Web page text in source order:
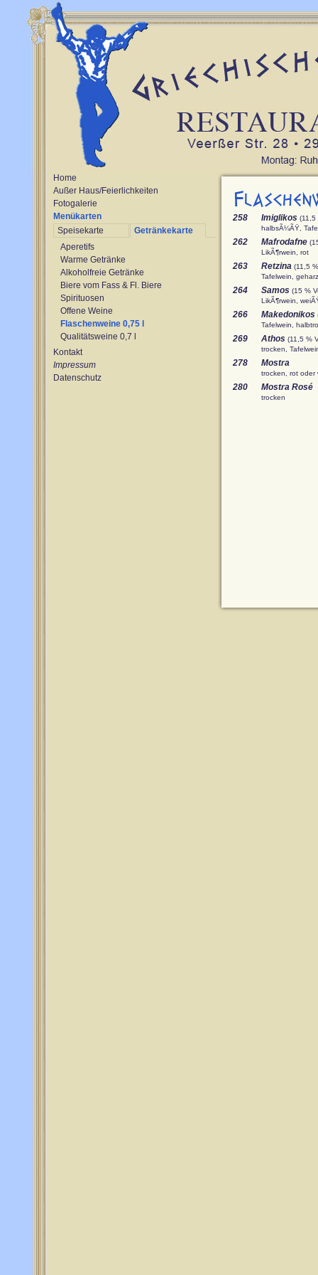
Home
Außer Haus/Feierlichkeiten
Fotogalerie
Menükarten
Speisekarte
Getränkekarte
Aperetifs
Warme Getränke
Alkoholfreie Getränke
Biere vom Fass & Fl. Biere
Spirituosen
Offene Weine
Flaschenweine 0,75 l
Qualitätsweine 0,7 l
Kontakt
Impressum
Datenschutz
258 Imiglikos (11,5
halbsÃ¼ÃŸ,
262 Mafrodafne
LikÃ¶rwein, rot
263 Retzina (11,5
Tafelwein,
264 Samos (15 %
LikÃ¶rwein,
266 Makedonikos
Tafelwein,
269 Athos (11,5 %
trocken,
278 Mostra
trocken, rot oder
280 Mostra Rosé
trocken